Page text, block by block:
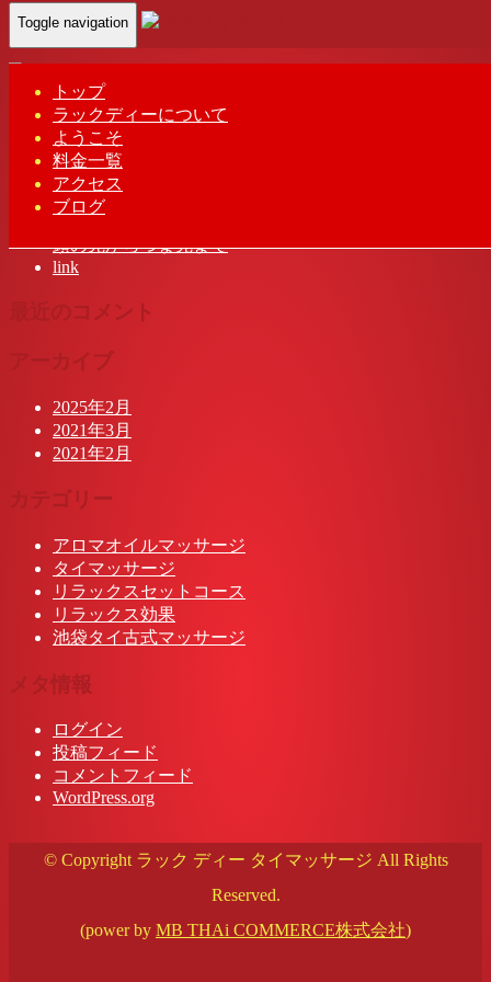
Toggle navigation
トップ
ラックディーについて
ようこそ
料金一覧
アクセス
ブログ
Home-ナツ(…
最近の投稿
頭の先からつま先まで
link
最近のコメント
アーカイブ
2025年2月
2021年3月
2021年2月
カテゴリー
アロマオイルマッサージ
タイマッサージ
リラックスセットコース
リラックス効果
池袋タイ古式マッサージ
メタ情報
ログイン
投稿フィード
コメントフィード
WordPress.org
© Copyright ラック ディー タイマッサージ All Rights
Reserved.
(power by MB THAi COMMERCE株式会社)